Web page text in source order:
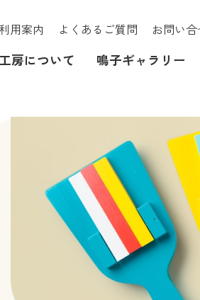
用案内 よくあるご質問 お問い合
房について 鳴子ギャラリー